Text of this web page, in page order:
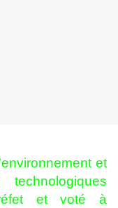
et
et voté à